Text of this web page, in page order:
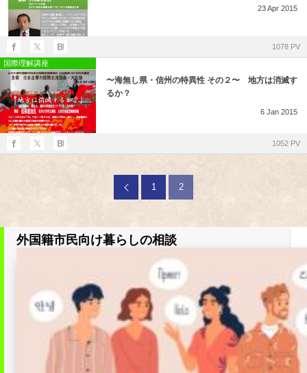
23Apr 2015
1078 PV
国際理解講座
〜海無し県・信州の特異性 その２〜 地方は消滅す
るか？
6 Jan 2015
1052 PV
1 2
外国籍市民向け暮らしの相談